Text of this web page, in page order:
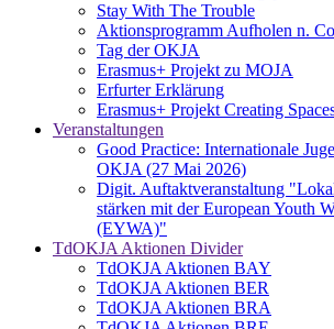
Stay With The Trouble
Aktionsprogramm Aufholen n.
Tag der OKJA
Erasmus+ Projekt zu MOJA
Erfurter Erklärung
Erasmus+ Projekt Creating
Veranstaltungen
Good Practice: Internationale
OKJA (27 Mai 2026)
Digit. Auftaktveranstaltung
stärken mit der European Youth
(EYWA)"
TdOKJA Aktionen Divider
TdOKJA Aktionen BAY
TdOKJA Aktionen BER
TdOKJA Aktionen BRA